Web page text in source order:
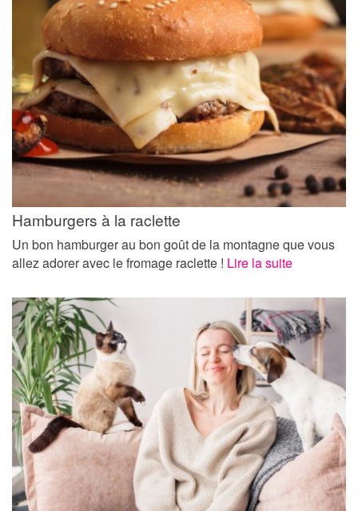
Hamburgers à la raclette
Un bon hamburger au bon goût de la montagne que vous
allez adorer avec le fromage raclette ! Lire la suite